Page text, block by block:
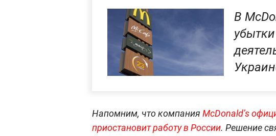
В
Напомним, что компания McDonald’s
приостановит работу в России. Решение